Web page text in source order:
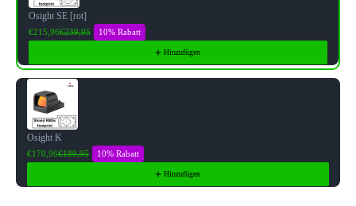
Osight SE [rot]
€215,96€239,95 10% Rabatt
Hinzufügen
Osight K
€170,96€189,95 10% Rabatt
Hinzufügen